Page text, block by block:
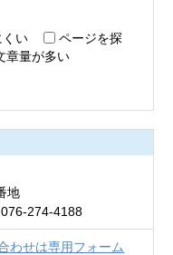
くい
ページを探
章量が多い
地
274-4188
わせは専用フォーム